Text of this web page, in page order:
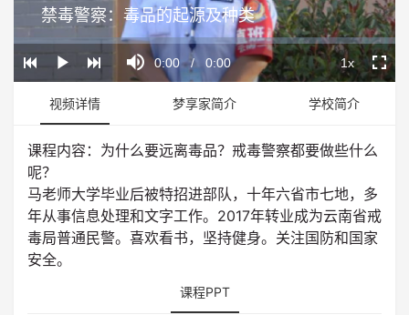
Video
Play
Mute
Current
Time
0:00 / Duration
0:00
Loaded:
0%
Progress:
0%
Playback
Rate
1x
禁毒警察：毒品的起源及种类
视频详情 梦享家简介 学校简介
课程内容：为什么要远离毒品？戒毒警察都要做些什么
呢？
马老师大学毕业后被特招进部队，十年六省市七地，多
年从事信息处理和文字工作。2017年转业成为云南省戒
毒局普通民警。喜欢看书，坚持健身。关注国防和国家
安全。
课程PPT